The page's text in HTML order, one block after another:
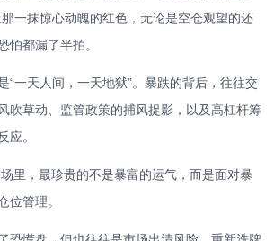
一抹惊心动魄的红色，无论是空仓观望的还
怕都漏了半拍。
“一天人间，一天地狱”。暴跌的背后，往往交
吹草动、监管政策的捕风捉影，以及高杠杆筹
应。
里，最珍贵的不是暴富的运气，而是面对暴
位管理。